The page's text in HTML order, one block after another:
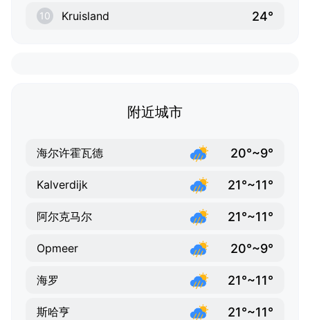
10 Kruisland 24°
附近城市
海尔许霍瓦德 20°~9°
Kalverdijk 21°~11°
阿尔克马尔 21°~11°
Opmeer 20°~9°
海罗 21°~11°
斯哈亨 21°~11°